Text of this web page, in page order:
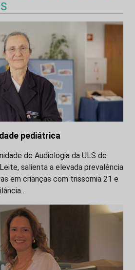
pediátrica
de Audiologia da ULS de
salienta a elevada prevalência
em crianças com trissomia 21 e